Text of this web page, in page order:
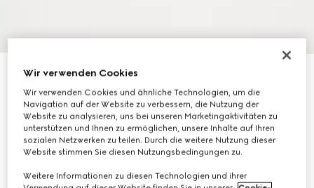
Sonnenbrille mit ovalem Rahmen
€ 390
Variantensilberfarben
Wir verwenden Cookies
Wir verwenden Cookies und ähnliche Technologien, um die
Navigation auf der Website zu verbessern, die Nutzung der
Website zu analysieren, uns bei unseren Marketingaktivitäten zu
unterstützen und Ihnen zu ermöglichen, unsere Inhalte auf Ihren
sozialen Netzwerken zu teilen. Durch die weitere Nutzung dieser
Website stimmen Sie diesen Nutzungsbedingungen zu.
Weitere Informationen zu diesen Technologien und ihrer